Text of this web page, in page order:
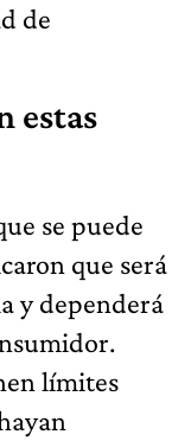
de
estas
se puede
que será
y dependerá
límites